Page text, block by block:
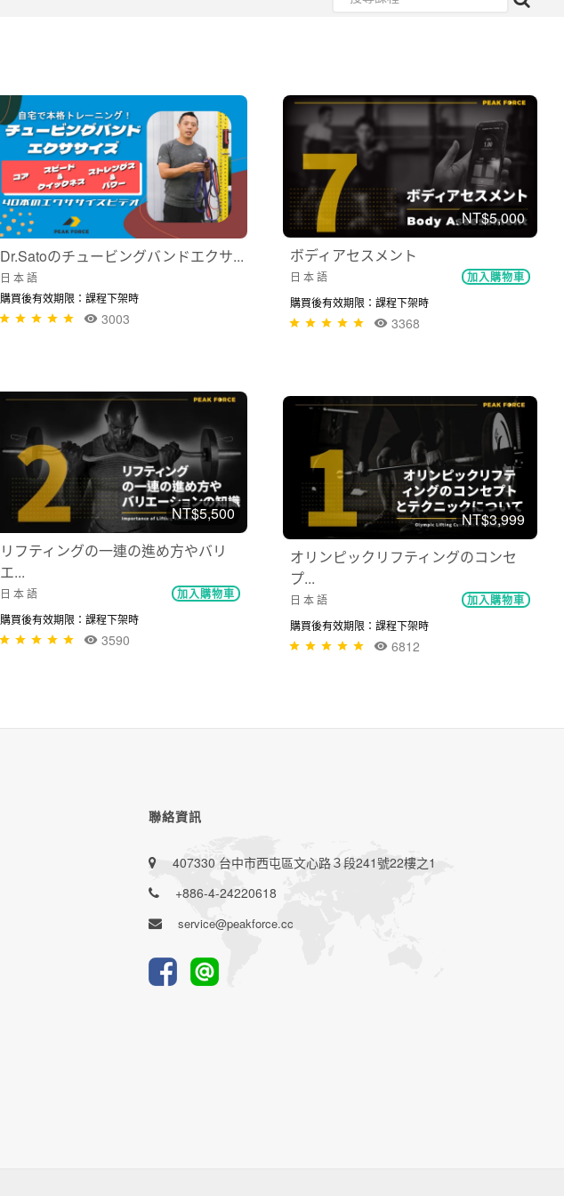
Dr.Satoのチュービングバンドエクサ...
日 本 語
購買後有效期限：課程下架時
3003
NT$5,000
ボディアセスメント
日 本 語 加入購物車
購買後有效期限：課程下架時
3368
NT$5,500
リフティングの一連の進め方やバリ
エ...
日 本 語 加入購物車
購買後有效期限：課程下架時
3590
NT$3,999
オリンピックリフティングのコンセ
プ...
日 本 語 加入購物車
購買後有效期限：課程下架時
6812
聯絡資訊
407330 台中市西屯區文心路３段241號22樓之1
+886-4-24220618
service@peakforce.cc